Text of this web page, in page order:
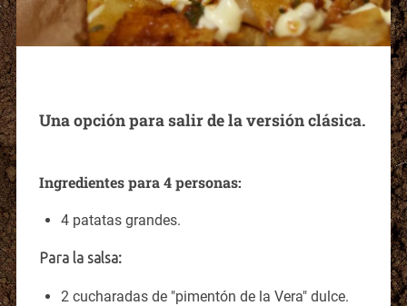
Una opción para salir de la versión clásica.
Ingredientes para 4 personas:
4 patatas grandes.
Para la salsa:
2 cucharadas de "pimentón de la Vera" dulce.